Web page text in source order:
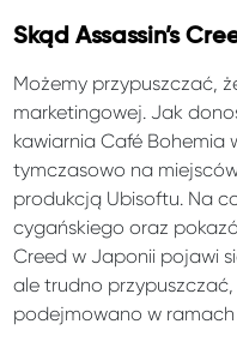
Skąd Assassin’s
Możemy przypuszczać,
marketingowej. Jak
kawiarnia Café Bohemia
tymczasowo na
produkcją Ubisoftu. Na
cygańskiego oraz
Creed w Japonii pojawi
ale trudno
podejmowano w